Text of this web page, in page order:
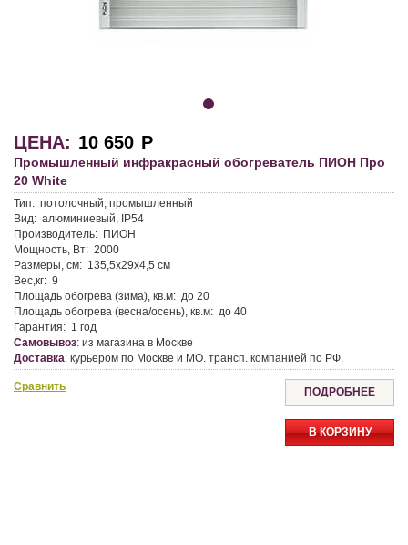
ЦЕНА: 10 650 Р
Промышленный инфракрасный обогреватель ПИОН Про
20 White
Тип: потолочный, промышленный
Вид: алюминиевый, IP54
Производитель: ПИОН
Мощность, Вт: 2000
Размеры, см: 135,5x29x4,5 см
Вес,кг: 9
Площадь обогрева (зима), кв.м: до 20
Площадь обогрева (весна/осень), кв.м: до 40
Гарантия: 1 год
Самовывоз: из магазина в Москве
Доставка: курьером по Москве и МО. трансп. компанией по РФ.
Сравнить ПОДРОБНЕЕ
В КОРЗИНУ